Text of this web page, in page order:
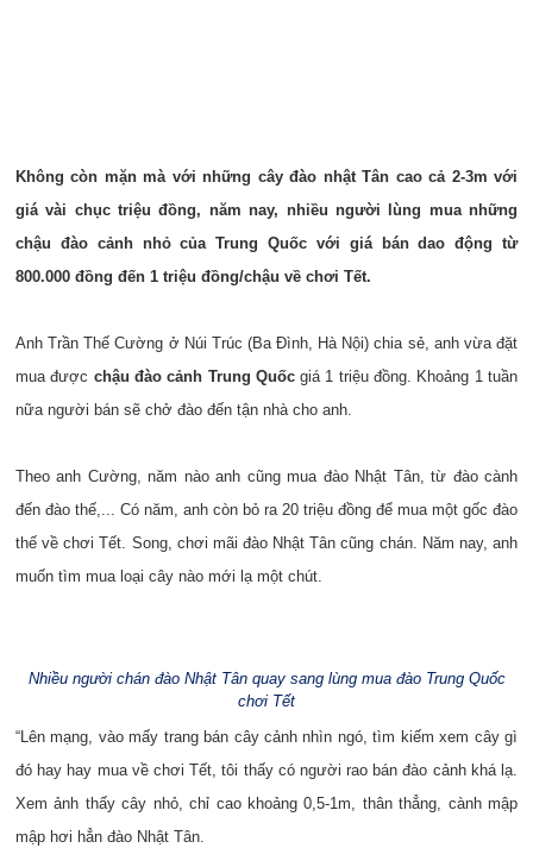
Không còn mặn mà với những cây đào nhật Tân cao cả 2-3m với
giá vài chục triệu đồng, năm nay, nhiều người lùng mua những
chậu đào cảnh nhỏ của Trung Quốc với giá bán dao động từ
800.000 đồng đến 1 triệu đồng/chậu về chơi Tết.
Anh Trần Thế Cường ở Núi Trúc (Ba Đình, Hà Nội) chia sẻ, anh vừa đặt
mua được chậu đào cảnh Trung Quốcgiá 1 triệu đồng. Khoảng 1 tuần
nữa người bán sẽ chở đào đến tận nhà cho anh.
Theo anh Cường, năm nào anh cũng mua đào Nhật Tân, từ đào cành
đến đào thế,... Có năm, anh còn bỏ ra 20 triệu đồng để mua một gốc đào
thế về chơi Tết. Song, chơi mãi đào Nhật Tân cũng chán. Năm nay, anh
muốn tìm mua loại cây nào mới lạ một chút.
Nhiều người chán đào Nhật Tân quay sang lùng mua đào Trung Quốc
chơi Tết
“Lên mạng, vào mấy trang bán cây cảnh nhìn ngó, tìm kiếm xem cây gì
đó hay hay mua về chơi Tết, tôi thấy có người rao bán đào cảnh khá lạ.
Xem ảnh thấy cây nhỏ, chỉ cao khoảng 0,5-1m, thân thẳng, cành mập
mập hơi hẳn đào Nhật Tân.